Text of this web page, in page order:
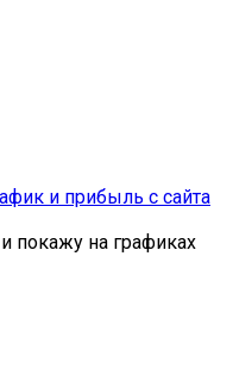
и прибыль с сайта
покажу на графиках